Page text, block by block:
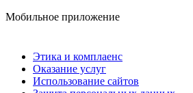
Мобильное приложение
Этика и комплаенс
Оказание услуг
Использование сайтов